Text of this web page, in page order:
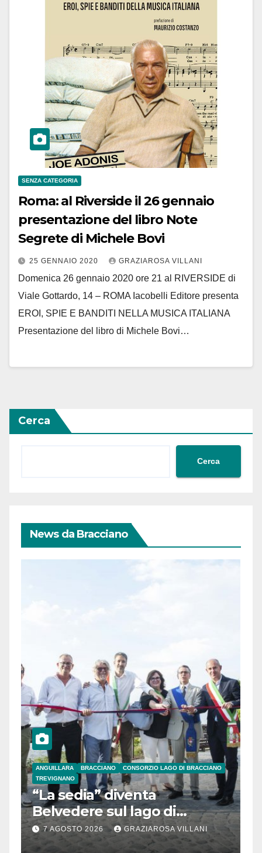
SENZA CATEGORIA
Roma: al Riverside il 26 gennaio
presentazione del libro Note
Segrete di Michele Bovi
25 GENNAIO 2020 GRAZIAROSA VILLANI
Domenica 26 gennaio 2020 ore 21 al RIVERSIDE di
Viale Gottardo, 14 – ROMA Iacobelli Editore presenta
EROI, SPIE E BANDITI NELLA MUSICA ITALIANA
Presentazione del libro di Michele Bovi…
Cerca
Cerca
News da Bracciano
ANGUILLARA BRACCIANO
CONSORZIO LAGO DI BRACCIANO
TREVIGNANO
“La sedia” diventa
Belvedere sul lago di
Bracciano: ieri
l’inaugurazione
7 AGOSTO 2026 GRAZIAROSA VILLANI